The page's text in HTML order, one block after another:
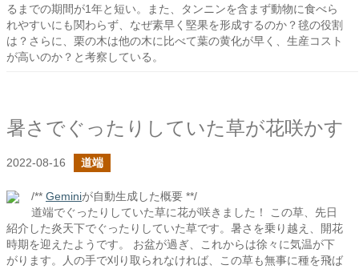
るまでの期間が1年と短い。また、タンニンを含まず動物に食べら
れやすいにも関わらず、なぜ素早く堅果を形成するのか？毬の役割
は？さらに、栗の木は他の木に比べて葉の黄化が早く、生産コスト
が高いのか？と考察している。
暑さでぐったりしていた草が花咲かす
2022-08-16 道端
/** Geminiが自動生成した概要 **/
道端でぐったりしていた草に花が咲きました！ この草、先日
紹介した炎天下でぐったりしていた草です。暑さを乗り越え、開花
時期を迎えたようです。 お盆が過ぎ、これからは徐々に気温が下
がります。人の手で刈り取られなければ、この草も無事に種を飛ば